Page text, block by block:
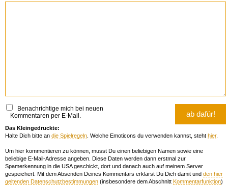
Benachrichtige mich bei neuen
Kommentaren per E-Mail.
Das Kleingedruckte:
Halte Dich bitte an die Spielregeln . Welche Emoticons du verwenden kannst, steht hier.
Um hier kommentieren zu können, musst Du einen beliebigen Namen sowie eine
beliebige E-Mail-Adresse angeben. Diese Daten werden dann erstmal zur
Spamerkennung in die USA geschickt, dort und danach auch auf meinem Server
gespeichert. Mit dem Absenden Deines Kommentars erklärst Du Dich damit und den hier
geltenden Datenschutzbestimmungen (insbesondere dem Abschnitt Kommentarfunktion)